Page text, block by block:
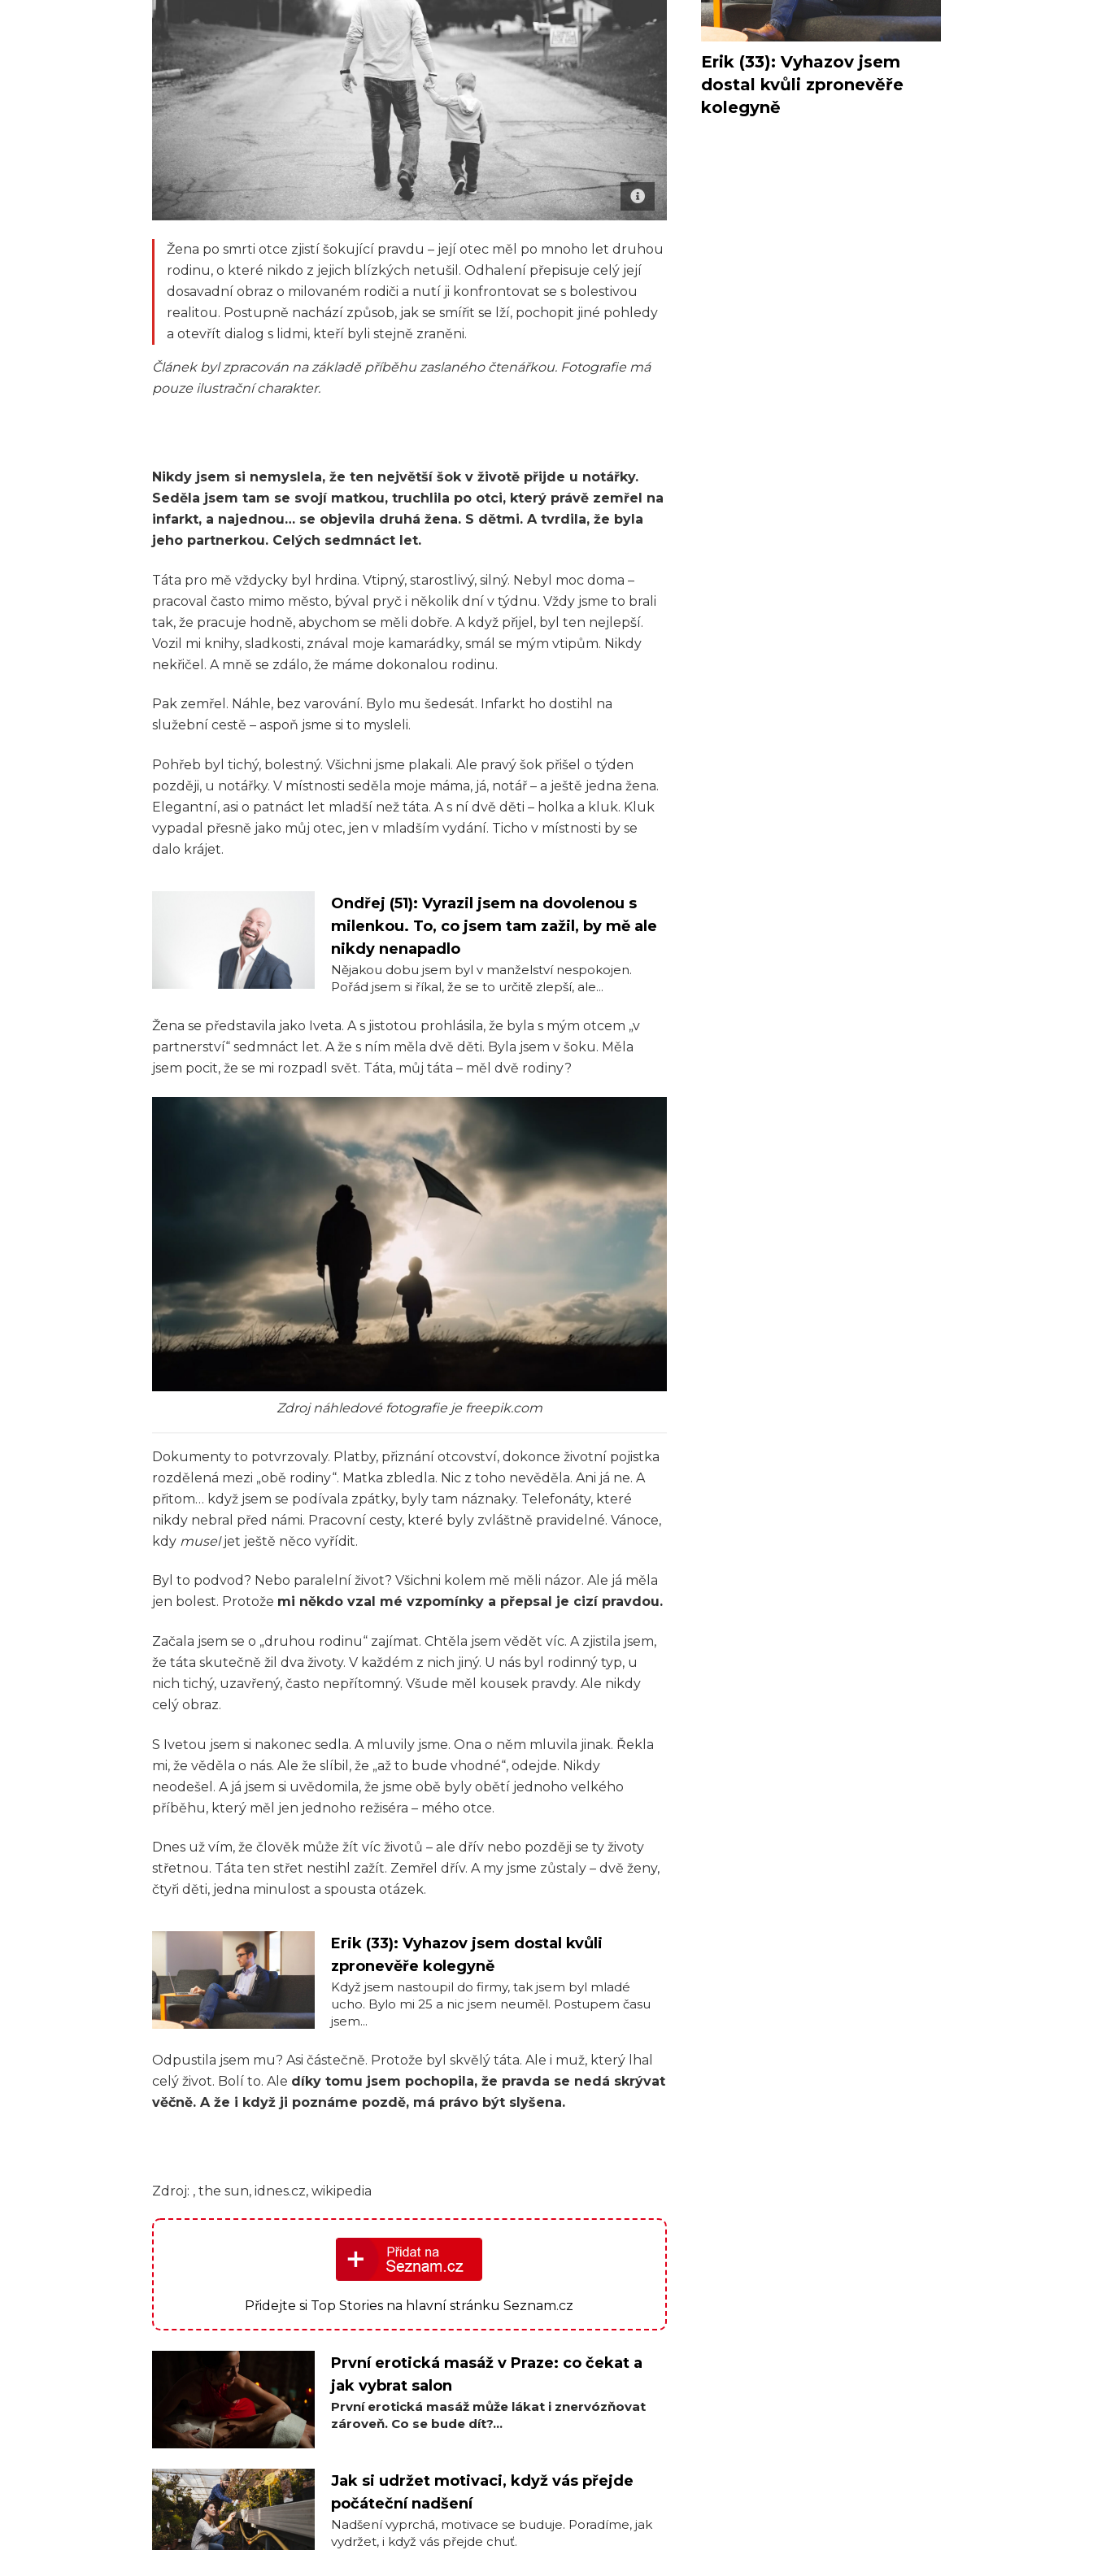
Žena po smrti otce zjistí šokující pravdu – její otec měl po mnoho let druhou
rodinu, o které nikdo z jejich blízkých netušil. Odhalení přepisuje celý její
dosavadní obraz o milovaném rodiči a nutí ji konfrontovat se s bolestivou
realitou. Postupně nachází způsob, jak se smířit se lží, pochopit jiné pohledy
a otevřít dialog s lidmi, kteří byli stejně zraněni.
Článek byl zpracován na základě příběhu zaslaného čtenářkou. Fotografie má
pouze ilustrační charakter.
Nikdy jsem si nemyslela, že ten největší šok v životě přijde u notářky.
Seděla jsem tam se svojí matkou, truchlila po otci, který právě zemřel na
infarkt, a najednou… se objevila druhá žena. S dětmi. A tvrdila, že byla
jeho partnerkou. Celých sedmnáct let.
Táta pro mě vždycky byl hrdina. Vtipný, starostlivý, silný. Nebyl moc doma –
pracoval často mimo město, býval pryč i několik dní v týdnu. Vždy jsme to brali
tak, že pracuje hodně, abychom se měli dobře. A když přijel, byl ten nejlepší.
Vozil mi knihy, sladkosti, znával moje kamarádky, smál se mým vtipům. Nikdy
nekřičel. A mně se zdálo, že máme dokonalou rodinu.
Pak zemřel. Náhle, bez varování. Bylo mu šedesát. Infarkt ho dostihl na
služební cestě – aspoň jsme si to mysleli.
Pohřeb byl tichý, bolestný. Všichni jsme plakali. Ale pravý šok přišel o týden
později, u notářky. V místnosti seděla moje máma, já, notář – a ještě jedna žena.
Elegantní, asi o patnáct let mladší než táta. A s ní dvě děti – holka a kluk. Kluk
vypadal přesně jako můj otec, jen v mladším vydání. Ticho v místnosti by se
dalo krájet.
Ondřej (51): Vyrazil jsem na dovolenou s
milenkou. To, co jsem tam zažil, by mě ale
nikdy nenapadlo
Nějakou dobu jsem byl v manželství nespokojen.
Pořád jsem si říkal, že se to určitě zlepší, ale...
Žena se představila jako Iveta. A s jistotou prohlásila, že byla s mým otcem „v
partnerství“ sedmnáct let. A že s ním měla dvě děti. Byla jsem v šoku. Měla
jsem pocit, že se mi rozpadl svět. Táta, můj táta – měl dvě rodiny?
Zdroj náhledové fotografie je freepik.com
Dokumenty to potvrzovaly. Platby, přiznání otcovství, dokonce životní pojistka
rozdělená mezi „obě rodiny“. Matka zbledla. Nic z toho nevěděla. Ani já ne. A
přitom… když jsem se podívala zpátky, byly tam náznaky. Telefonáty, které
nikdy nebral před námi. Pracovní cesty, které byly zvláštně pravidelné. Vánoce,
kdy museljet ještě něco vyřídit.
Byl to podvod? Nebo paralelní život? Všichni kolem mě měli názor. Ale já měla
jen bolest. Protože mi někdo vzal mé vzpomínky a přepsal je cizí pravdou.
Začala jsem se o „druhou rodinu“ zajímat. Chtěla jsem vědět víc. A zjistila jsem,
že táta skutečně žil dva životy. V každém z nich jiný. U nás byl rodinný typ, u
nich tichý, uzavřený, často nepřítomný. Všude měl kousek pravdy. Ale nikdy
celý obraz.
S Ivetou jsem si nakonec sedla. A mluvily jsme. Ona o něm mluvila jinak. Řekla
mi, že věděla o nás. Ale že slíbil, že „až to bude vhodné“, odejde. Nikdy
neodešel. A já jsem si uvědomila, že jsme obě byly obětí jednoho velkého
příběhu, který měl jen jednoho režiséra – mého otce.
Dnes už vím, že člověk může žít víc životů – ale dřív nebo později se ty životy
střetnou. Táta ten střet nestihl zažít. Zemřel dřív. A my jsme zůstaly – dvě ženy,
čtyři děti, jedna minulost a spousta otázek.
Erik (33): Vyhazov jsem dostal kvůli
zpronevěře kolegyně
Když jsem nastoupil do firmy, tak jsem byl mladé
ucho. Bylo mi 25 a nic jsem neuměl. Postupem času
jsem...
Odpustila jsem mu? Asi částečně. Protože byl skvělý táta. Ale i muž, který lhal
celý život. Bolí to. Ale díky tomu jsem pochopila, že pravda se nedá skrývat
věčně. A že i když ji poznáme pozdě, má právo být slyšena.
Zdroj: , the sun, idnes.cz, wikipedia
Přidejte si Top Stories na hlavní stránku Seznam.cz
První erotická masáž v Praze: co čekat a
jak vybrat salon
První erotická masáž může lákat i znervózňovat
zároveň. Co se bude dít?...
Jak si udržet motivaci, když vás přejde
počáteční nadšení
Nadšení vyprchá, motivace se buduje. Poradíme, jak
vydržet, i když vás přejde chuť.
Erik (33): Vyhazov jsem
dostal kvůli zpronevěře
kolegyně